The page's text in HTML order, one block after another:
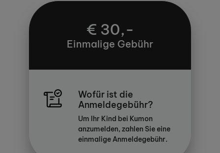
€ 30,-
Einmalige Gebühr
Wofür ist die
Anmeldegebühr?
Um Ihr Kind bei Kumon
anzumelden, zahlen Sie eine
einmalige Anmeldegebühr.